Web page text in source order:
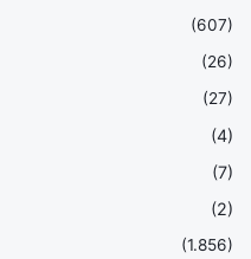
(607)
(26)
(27)
(4)
(7)
(2)
(1.856)